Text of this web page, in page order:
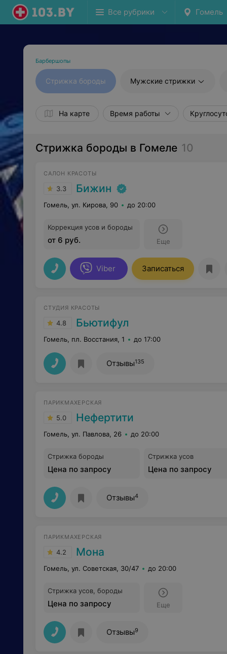
Все рубрики Гомель
Барбершопы
Стрижка бороды Мужские стрижки
На карте Время работы
Стрижка бороды в Гомеле 10
САЛОН КРАСОТЫ
3.3 Бижин
Гомель, ул. Кирова, 90 до 20:00
Коррекция усов и бороды
от 6 руб. Еще
Viber Записаться
СТУДИЯ КРАСОТЫ
4.8 Бьютифул
Гомель, пл. Восстания, 1 до 17:00
Отзывы135
ПАРИКМАХЕРСКАЯ
5.0 Нефертити
Гомель, ул. Павлова, 26 до 20:00
Стрижка бороды
Цена по запросу
Стрижка усов
Цена по запросу
Отзывы4
ПАРИКМАХЕРСКАЯ
4.2 Мона
Гомель, ул. Советская, 30/47 до 20:00
Стрижка усов, бороды
Цена по запросу Еще
Отзывы9